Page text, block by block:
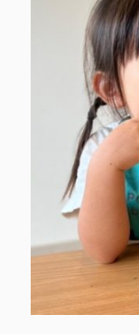
代表挨拶
ときわ園
城北園ア
facebook